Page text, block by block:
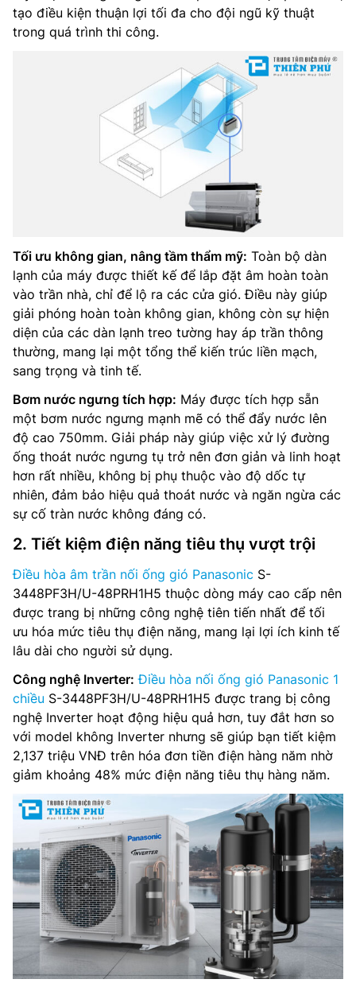
tạo điều kiện thuận lợi tối đa cho đội ngũ kỹ thuật
trong quá trình thi công.
Tối ưu không gian, nâng tầm thẩm mỹ: Toàn bộ dàn
lạnh của máy được thiết kế để lắp đặt âm hoàn toàn
vào trần nhà, chỉ để lộ ra các cửa gió. Điều này giúp
giải phóng hoàn toàn không gian, không còn sự hiện
diện của các dàn lạnh treo tường hay áp trần thông
thường, mang lại một tổng thể kiến trúc liền mạch,
sang trọng và tinh tế.
Bơm nước ngưng tích hợp: Máy được tích hợp sẵn
một bơm nước ngưng mạnh mẽ có thể đẩy nước lên
độ cao 750mm. Giải pháp này giúp việc xử lý đường
ống thoát nước ngưng tụ trở nên đơn giản và linh hoạt
hơn rất nhiều, không bị phụ thuộc vào độ dốc tự
nhiên, đảm bảo hiệu quả thoát nước và ngăn ngừa các
sự cố tràn nước không đáng có.
2. Tiết kiệm điện năng tiêu thụ vượt trội
Điều hòa âm trần nối ống gió Panasonic S-
3448PF3H/U-48PRH1H5 thuộc dòng máy cao cấp nên
được trang bị những công nghệ tiên tiến nhất để tối
ưu hóa mức tiêu thụ điện năng, mang lại lợi ích kinh tế
lâu dài cho người sử dụng.
Công nghệ Inverter: Điều hòa nối ống gió Panasonic 1
chiều S-3448PF3H/U-48PRH1H5 được trang bị công
nghệ Inverter hoạt động hiệu quả hơn, tuy đắt hơn so
với model không Inverter nhưng sẽ giúp bạn tiết kiệm
2,137 triệu VNĐ trên hóa đơn tiền điện hàng năm nhờ
giảm khoảng 48% mức điện năng tiêu thụ hàng năm.